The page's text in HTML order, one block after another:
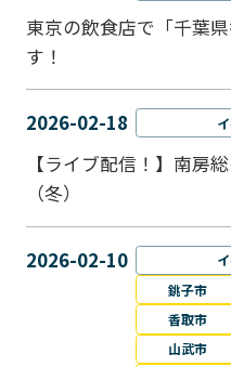
東京の飲食店で「千葉
す！
2026-02-18
【ライブ配信！】南房
（冬）
2026-02-10
銚子市
香取市
山武市